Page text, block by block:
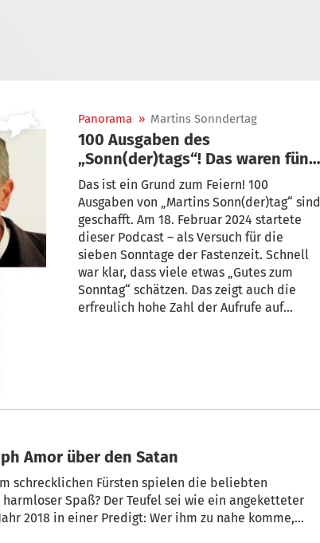
Panorama » Martins Sonndertag
100 Ausgaben des
„Sonn(der)tags“! Das waren fünf
besondere Momente
Das ist ein Grund zum Feiern! 100
Ausgaben von „Martins Sonn(der)tag“ sind
geschafft. Am 18. Februar 2024 startete
dieser Podcast – als Versuch für die
sieben Sonntage der Fastenzeit. Schnell
war klar, dass viele etwas „Gutes zum
Sonntag“ schätzen. Das zeigt auch die
erfreulich hohe Zahl der Aufrufe auf
Christoph Amor über den Satan
schrecklichen Fürsten spielen die beliebten
Spaß? Der Teufel sei wie ein angeketteter
2018 in einer Predigt: Wer ihm zu nahe komme,